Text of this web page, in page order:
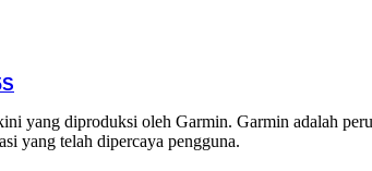
yang diproduksi oleh Garmin. Garmin adalah
yang telah dipercaya pengguna.